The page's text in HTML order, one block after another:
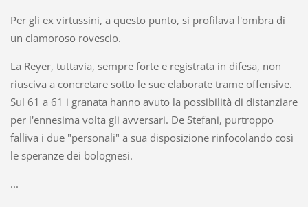
Per gli ex virtussini, a questo punto, si profilava l'ombra di
un clamoroso rovescio.
La Reyer, tuttavia, sempre forte e registrata in difesa, non
riusciva a concretare sotto le sue elaborate trame offensive.
Sul 61 a 61 i granata hanno avuto la possibilità di distanziare
per l'ennesima volta gli avversari. De Stefani, purtroppo
falliva i due "personali" a sua disposizione rinfocolando così
le speranze dei bolognesi.
...